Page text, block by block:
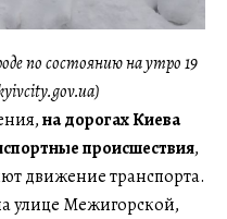
по состоянию на утро 19
на дорогах Киева
происшествия,
движение транспорта.
улице Межигорской,